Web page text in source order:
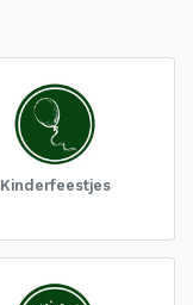
Kinderfeestjes